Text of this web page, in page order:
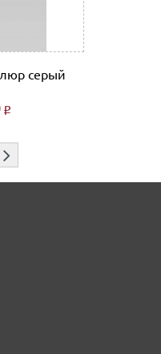
заказа.
обговаривается
Вам приятных
серый
Р
⇨